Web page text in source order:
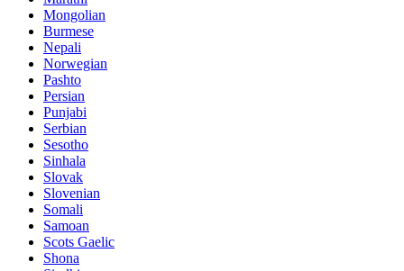
Mongolian
Burmese
Nepali
Norwegian
Pashto
Persian
Punjabi
Serbian
Sesotho
Sinhala
Slovak
Slovenian
Somali
Samoan
Scots Gaelic
Shona